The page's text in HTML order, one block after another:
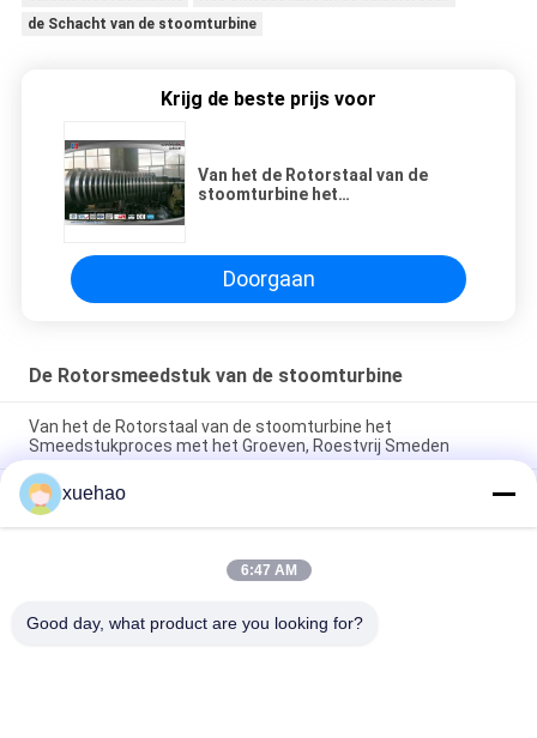
de Schacht van de stoomturbine
Krijg de beste prijs voor
Van het de Rotorstaal van de
stoomturbine het
Doorgaan
De Rotorsmeedstuk van de stoomturbine
Van het de Rotorstaal van de stoomturbine het
Smeedstukproces met het Groeven, Roestvrij Smeden
Het super Smeedstuk van de de Turbinerotor van de
Staalstoom, de Mechanische Hoofdschacht van de
Windturbine
Test van de warmte-stabiliteit van de rotor van de
xuehao
6:47 AM
Good day, what product are you looking for?